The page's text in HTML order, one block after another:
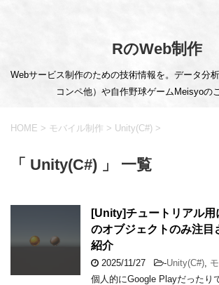
RのWeb制作
Webサービス制作のための技術情報を。データ分
コンペ他）や自作野球ゲームMeisyoの
HOME > モバイル制作 > Unity(C#) >
「 Unity(C#) 」 一覧
[Unity]チュートリアル用
のオブジェクトのみ注目
紹介
2025/11/27 -Unity(C#)
個人的にGoogle Playだったり